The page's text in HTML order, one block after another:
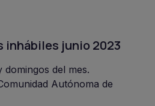
inhábiles junio 2023
domingos del mes.
Autónoma de